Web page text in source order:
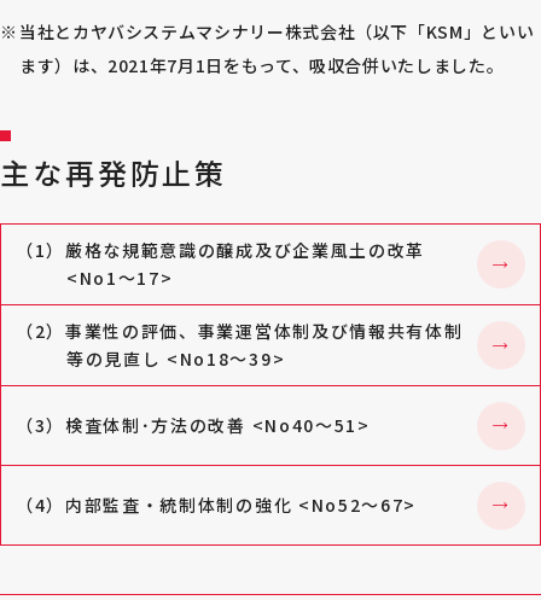
当社とカヤバシステムマシナリー株式会社（以下「KSM」といい
ます）は、2021年7月1日をもって、吸収合併いたしました。
主な再発防止策
（1）厳格な規範意識の醸成及び企業風土の改革
<No1～17>
（2）事業性の評価、事業運営体制及び情報共有体制
等の見直し <No18～39>
（3）検査体制･方法の改善 <No40～51>
（4）内部監査・統制体制の強化 <No52～67>